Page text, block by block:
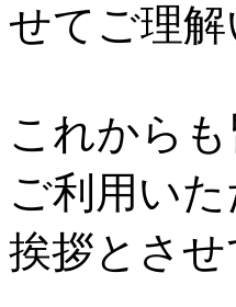
せてご理
これから
ご利用い
挨拶とさ